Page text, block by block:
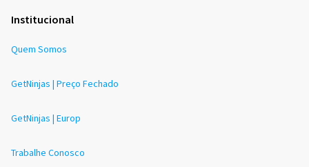
Institucional
Quem Somos
GetNinjas | Preço Fechado
GetNinjas | Europ
Trabalhe Conosco